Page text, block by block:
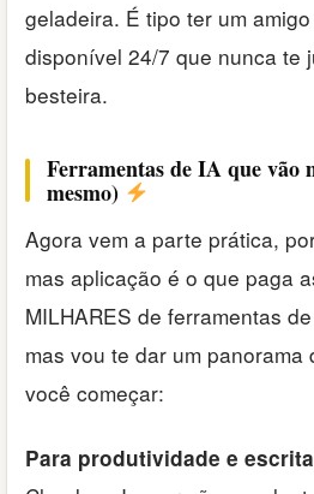
geladeira. É tipo ter um
disponível 24/7 que nunca te
besteira.
Ferramentas de IA que vão
mesmo)
Agora vem a parte prática,
mas aplicação é o que paga
MILHARES de ferramentas
mas vou te dar um panorama
você começar:
Para produtividade e